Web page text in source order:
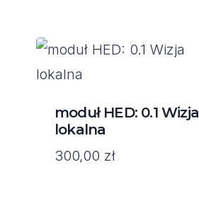
moduł HED: 0.1 Wizja
lokalna
300,00 zł